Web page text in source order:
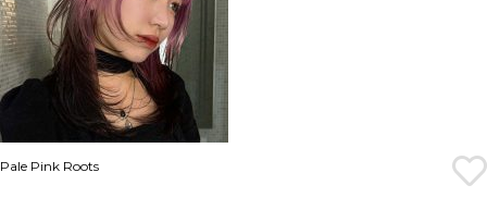
Pale Pink Roots